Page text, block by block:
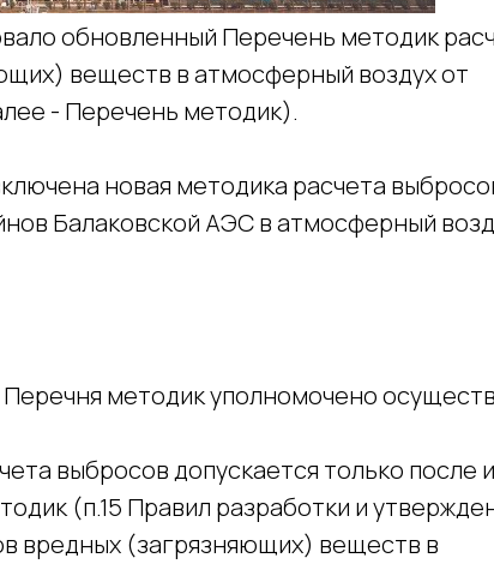
обновленный Перечень методик
веществ в атмосферный воздух от
- Перечень методик).
новая методика расчета
Балаковской АЭС в атмосферный
методик уполномочено
выбросов допускается только после
(п.15 Правил разработки и
вредных (загрязняющих) веществ в